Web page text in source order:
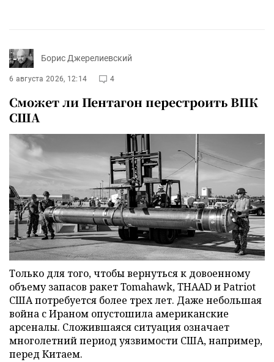
Борис Джерелиевский
6 августа 2026, 12:14 4
Сможет ли Пентагон перестроить ВПК
США
Только для того, чтобы вернуться к довоенному
объему запасов ракет Tomahawk, THAAD и Patriot
США потребуется более трех лет. Даже небольшая
война с Ираном опустошила американские
арсеналы. Сложившаяся ситуация означает
многолетний период уязвимости США, например,
перед Китаем.